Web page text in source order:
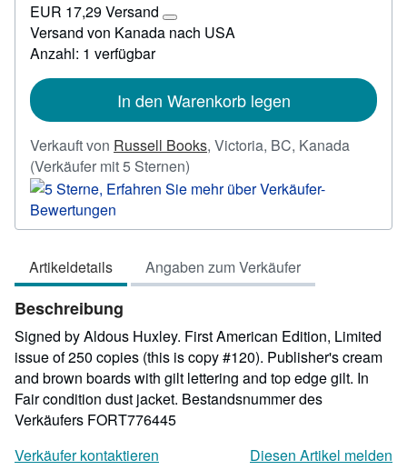
530,15
EUR 17,29 Versand
Weitere
Informationen
Versand von Kanada nach USA
Anzahl: 1 verfügbar
In den Warenkorb legen
Verkauft von Russell Books, Victoria, BC, Kanada
(Verkäufer mit 5 Sternen)
5
5
Artikeldetails
Angaben zum Verkäufer
Beschreibung
Signed by Aldous Huxley. First American Edition, Limited
issue of 250 copies (this is copy #120). Publisher's cream
and brown boards with gilt lettering and top edge gilt. In
Fair condition dust jacket. Bestandsnummer des
Verkäufers FORT776445
Verkäufer kontaktieren
Diesen Artikel melden